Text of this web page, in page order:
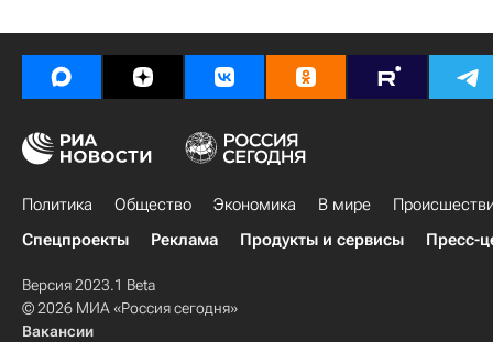
Политика Общество Экономика В мире
Спецпроекты
Реклама Продукты и сервисы Пресс-
Версия 2023.1 Beta
© 2026 МИА «Россия сегодня»
Вакансии